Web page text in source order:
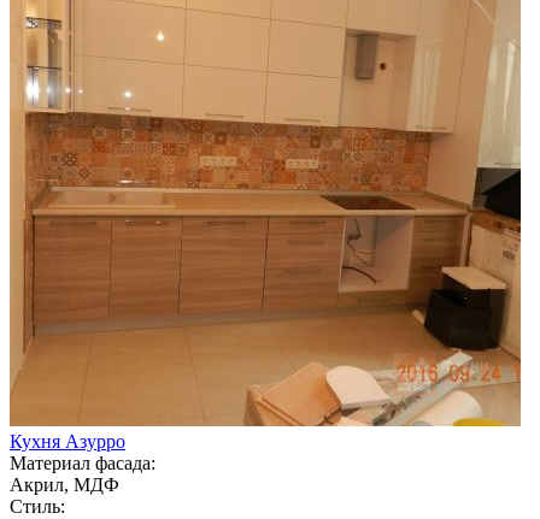
Кухня Азурро
Материал фасада:
Акрил, МДФ
Стиль: